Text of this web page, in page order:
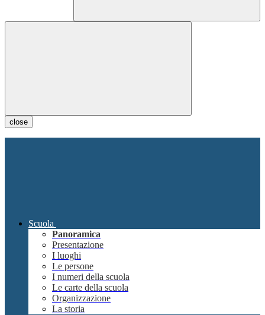
close
Scuola
Panoramica
Presentazione
I luoghi
Le persone
I numeri della scuola
Le carte della scuola
Organizzazione
La storia